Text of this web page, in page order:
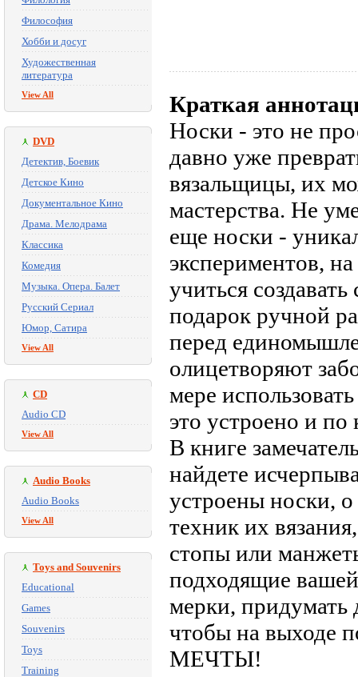
Философия
Хобби и досуг
Художественная
литература
View All
DVD
Детектив, Боевик
Детское Кино
Документальное Кино
Драма. Мелодрама
Классика
Комедия
Музыка. Опера. Балет
Русский Сериал
Юмор, Сатира
View All
CD
Audio CD
View All
Audio Books
Audio Books
View All
Toys and Souvenirs
Educational
Games
Souvenirs
Toys
Training
Краткая
Носки - это не
давно уже
вязальщицы, их
мастерства. Не
еще носки -
экспериментов,
учиться
подарок ручной
перед
олицетворяют
мере
это устроено и по
В книге
найдете
устроены носки,
техник их
стопы или
подходящие
мерки, придумать
чтобы на
МЕЧТЫ!